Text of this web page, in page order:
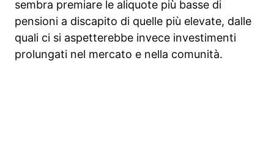
sembra premiare le aliquote più basse di
pensioni a discapito di quelle più elevate, dalle
quali ci si aspetterebbe invece investimenti
prolungati nel mercato e nella comunità.